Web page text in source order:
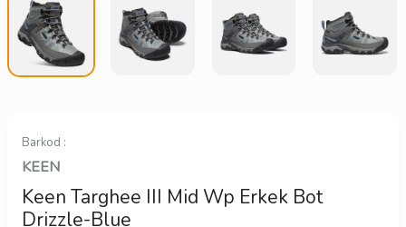
Barkod :
KEEN
Keen Targhee III Mid Wp Erkek Bot
Drizzle-Blue